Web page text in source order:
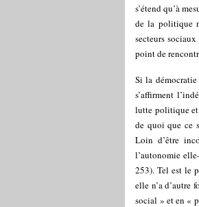
s’étend qu’à
de la politique
secteurs
point de
Si la
s’affirment
lutte politique et
de quoi que ce
Loin d’être
l’autonomie
253). Tel est le
elle n’a d’autre
social » et en «